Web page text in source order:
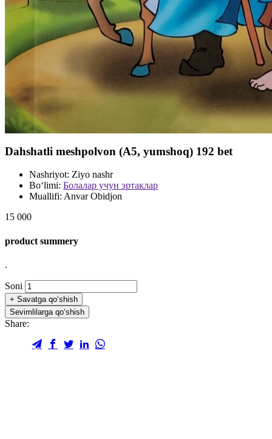
Dahshatli meshpolvon (А5, yumshoq) 192 bet
Nashriyot: Ziyo nashr
Bo‘limi: Болалар учун эртаклар
Muallifi: Anvar Obidjon
15 000
product summery
.
Soni
+ Savatga qo‘shish
Sevimlilarga qo‘shish
Share: